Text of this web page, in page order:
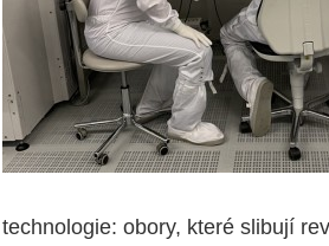
technologie: obory, které slibují